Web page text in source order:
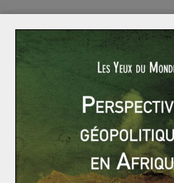
GÉOÉCONOMIE
Hadrien LECLERC 20 décembre 2013
La fin des paradis fiscaux
En 2009 suite au G20 de Londres, la
fiscaux avait été proclamée, mais
Read More